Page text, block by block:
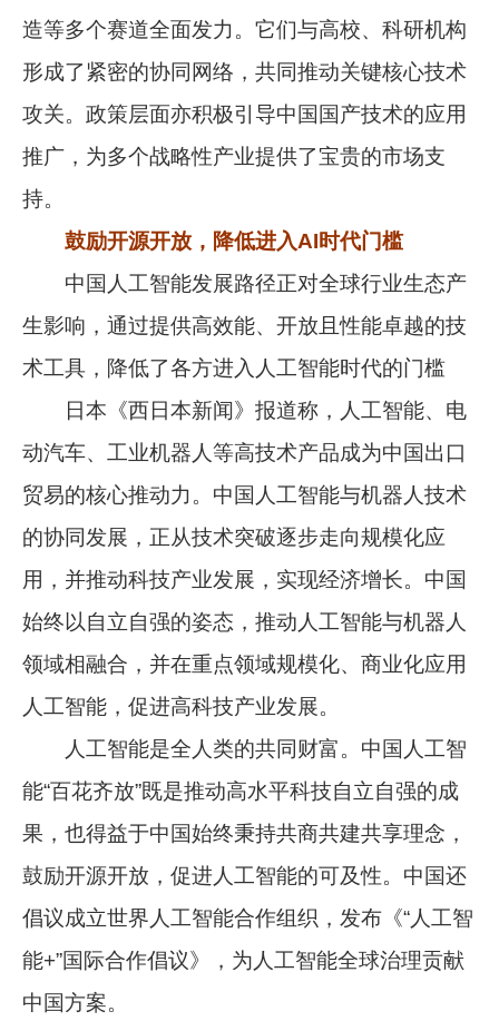
造等多个赛道全面发力。它们与高校、科研机构
形成了紧密的协同网络，共同推动关键核心技术
攻关。政策层面亦积极引导中国国产技术的应用
推广，为多个战略性产业提供了宝贵的市场支
持。
鼓励开源开放，降低进入AI时代门槛
中国人工智能发展路径正对全球行业生态产
生影响，通过提供高效能、开放且性能卓越的技
术工具，降低了各方进入人工智能时代的门槛
日本《西日本新闻》报道称，人工智能、电
动汽车、工业机器人等高技术产品成为中国出口
贸易的核心推动力。中国人工智能与机器人技术
的协同发展，正从技术突破逐步走向规模化应
用，并推动科技产业发展，实现经济增长。中国
始终以自立自强的姿态，推动人工智能与机器人
领域相融合，并在重点领域规模化、商业化应用
人工智能，促进高科技产业发展。
人工智能是全人类的共同财富。中国人工智
能“百花齐放”既是推动高水平科技自立自强的成
果，也得益于中国始终秉持共商共建共享理念，
鼓励开源开放，促进人工智能的可及性。中国还
倡议成立世界人工智能合作组织，发布《“人工智
能+”国际合作倡议》，为人工智能全球治理贡献
中国方案。